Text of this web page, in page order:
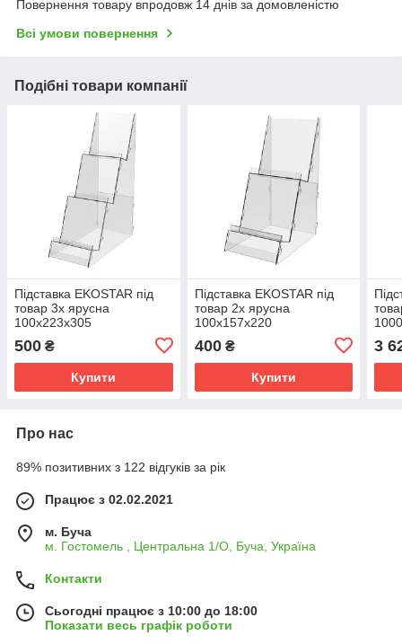
Повернення товару впродовж 14 днів за домовленістю
Всі умови повернення
Подібні товари компанії
Підставка EKOSTAR під
товар 3х ярусна
100х223х305
500 ₴
Купити
Підставка EKOSTAR під
товар 2х ярусна
100х157х220
400₴
Купити
3
Про нас
89% позитивних з 122 відгуків за рік
Працює з 02.02.2021
м. Буча
м. Гостомель , Центральна 1/О, Буча, Україна
Контакти
Сьогодні працює з 10:00 до 18:00
Показати весь графік роботи